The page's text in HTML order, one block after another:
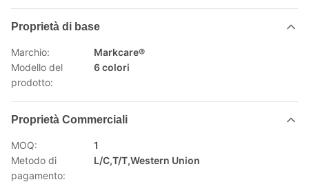
Proprietà di base
Marchio:
Markcare®
Modello del
prodotto:
6 colori
Proprietà Commerciali
MOQ:
1
Metodo di
pagamento:
L/C,T/T,Western Union